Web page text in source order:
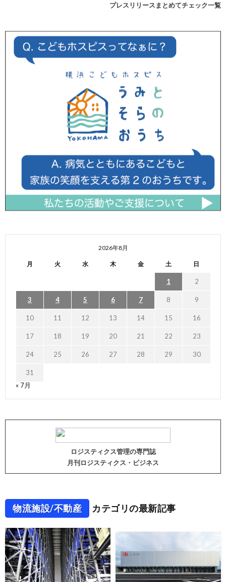
プレスリリースまとめてチェック一覧
2026年8月
月 火 水 木 金 土 日
1 2
3 4 5 6 7 8 9
10 11 12 13 14 15 16
17 18 19 20 21 22 23
24 25 26 27 28 29 30
31
« 7月
ロジスティクス管理の専門誌
月刊ロジスティクス・ビジネス
物流施設/不動産 カテゴリの最新記事